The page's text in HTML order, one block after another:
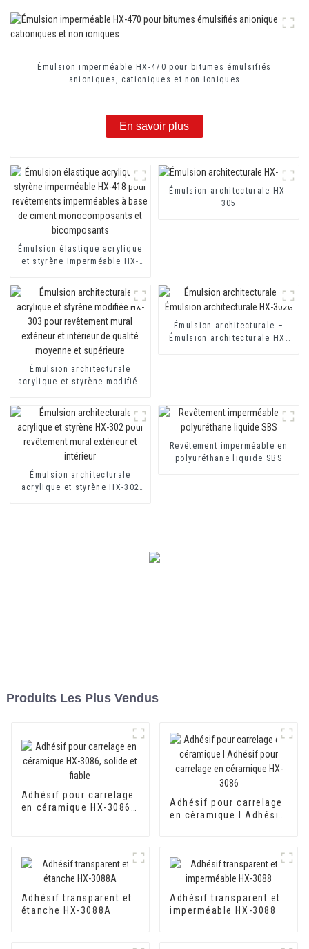
Émulsion imperméable HX-470 pour bitumes émulsifiés
anioniques, cationiques et non ioniques
En savoir plus
Émulsion élastique acrylique
et styrène imperméable HX-
imperméables à base de
ciment monocomposants et
bicomposants
Émulsion architecturale HX-
305
Émulsion architecturale
acrylique et styrène modifiée
extérieur et intérieur de
qualité moyenne et supérieure
Émulsion architecturale –
Émulsion architecturale HX-
Émulsion architecturale
acrylique et styrène HX-302
Revêtement imperméable en
polyuréthane liquide SBS
Produits Les Plus Vendus
Adhésif pour carrelage
en céramique HX-3086,
Adhésif pour carrelage
en céramique I Adhésif
Adhésif transparent et
étanche HX-3088A
Adhésif transparent et
imperméable HX-3088